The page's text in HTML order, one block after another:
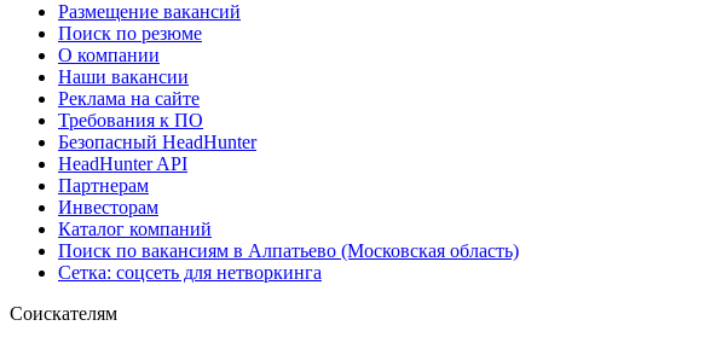
Размещение вакансий
Поиск по резюме
О компании
Наши вакансии
Реклама на сайте
Требования к ПО
Безопасный HeadHunter
HeadHunter API
Партнерам
Инвесторам
Каталог компаний
Поиск по вакансиям в Алпатьево (Московская область)
Сетка: соцсеть для нетворкинга
Соискателям